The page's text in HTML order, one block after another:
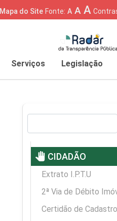
Mapa do Site Fonte: A A A
Serviços Legislação
pan_tool CIDADÃO
Extrato I.P.T.U
2ª Via de Débito
Certidão de